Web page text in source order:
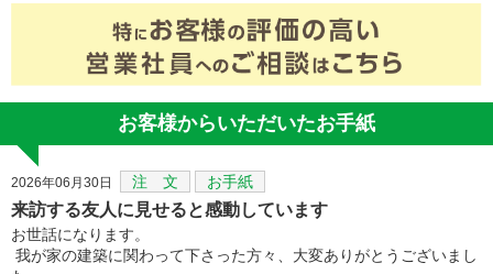
お客様からいただいたお手紙
2026年06月30日 注 文 お手紙
来訪する友人に見せると感動しています
お世話になります。
我が家の建築に関わって下さった方々、大変ありがとうございまし